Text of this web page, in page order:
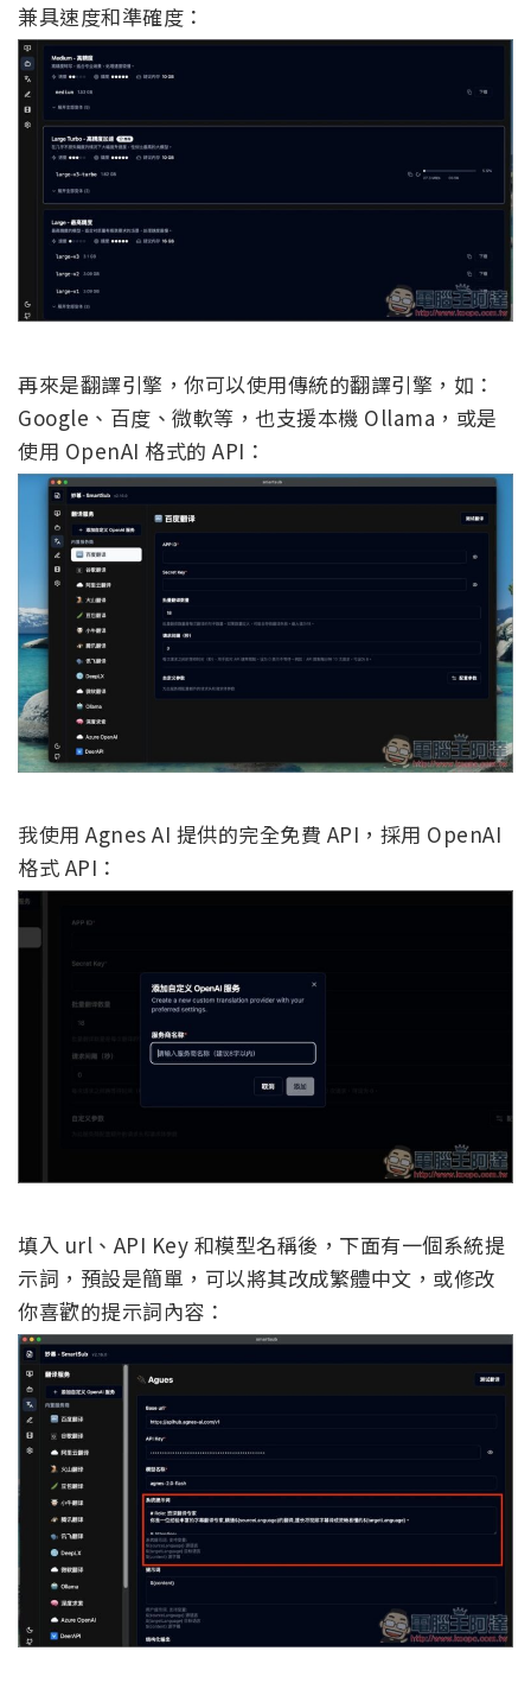
兼具速度和準確度：
再來是翻譯引擎，你可以使用傳統的翻譯引擎，如：
Google、百度、微軟等，也支援本機 Ollama，或是
使用 OpenAI 格式的 API：
我使用 Agnes AI 提供的完全免費 API，採用 OpenAI
格式 API：
填入 url、API Key 和模型名稱後，下面有一個系統提
示詞，預設是簡單，可以將其改成繁體中文，或修改
你喜歡的提示詞內容：